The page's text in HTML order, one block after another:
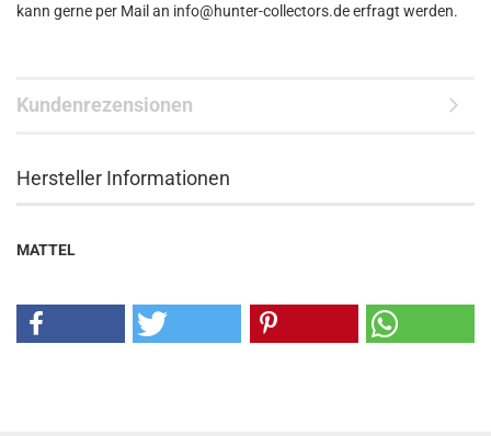
kann gerne per Mail an info@hunter-collectors.de erfragt werden.
Kundenrezensionen
Hersteller Informationen
MATTEL